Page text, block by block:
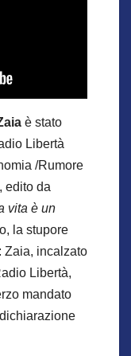
è stato
Libertà
/Rumore
edito da
vita è un
la stupore
Zaia, incalzato
Libertà,
mandato